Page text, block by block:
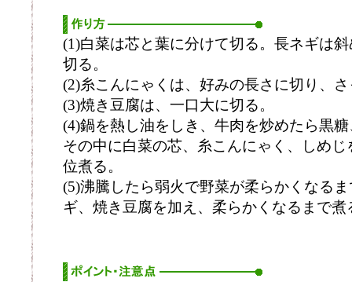
(1)白菜は芯と葉に分けて切る。長ネギは
切る。
(2)糸こんにゃくは、好みの長さに切り、
(3)焼き豆腐は、一口大に切る。
(4)鍋を熱し油をしき、牛肉を炒めたら黒
その中に白菜の芯、糸こんにゃく、しめ
位煮る。
(5)沸騰したら弱火で野菜が柔らかくなる
ギ、焼き豆腐を加え、柔らかくなるまで煮